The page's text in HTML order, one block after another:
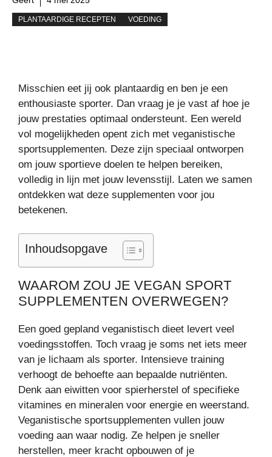
PLANTAARDIGE RECEPTEN VOEDING
Misschien eet jij ook plantaardig en ben je een
enthousiaste sporter. Dan vraag je je vast af hoe je
jouw prestaties optimaal ondersteunt. Een wereld
vol mogelijkheden opent zich met veganistische
sportsupplementen. Deze zijn speciaal ontworpen
om jouw sportieve doelen te helpen bereiken,
volledig in lijn met jouw levensstijl. Laten we samen
ontdekken wat deze supplementen voor jou
betekenen.
Inhoudsopgave
WAAROM ZOU JE VEGAN SPORT
SUPPLEMENTEN OVERWEGEN?
Een goed gepland veganistisch dieet levert veel
voedingsstoffen. Toch vraag je soms net iets meer
van je lichaam als sporter. Intensieve training
verhoogt de behoefte aan bepaalde nutriënten.
Denk aan eiwitten voor spierherstel of specifieke
vitamines en mineralen voor energie en weerstand.
Veganistische sportsupplementen vullen jouw
voeding aan waar nodig. Ze helpen je sneller
herstellen, meer kracht opbouwen of je